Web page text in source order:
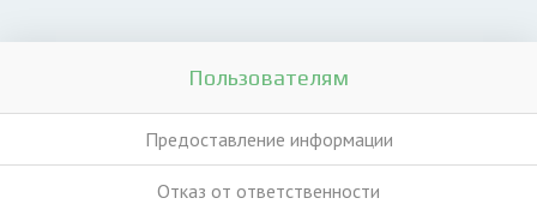
Пользователям
Предоставление информации
Отказ от ответственности